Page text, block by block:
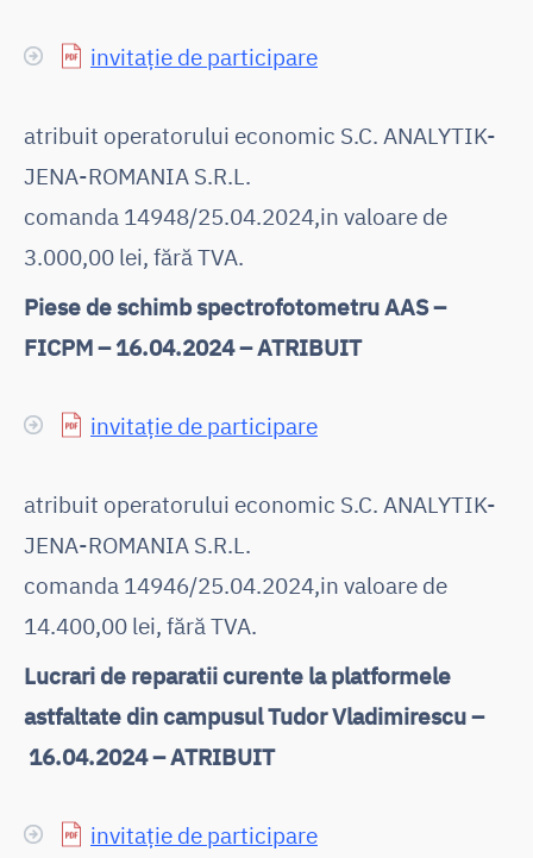
invitație de participare
atribuit operatorului economic S.C. ANALYTIK-
JENA-ROMANIA S.R.L.
comanda 14948/25.04.2024,in valoare de
3.000,00 lei, fără TVA.
Piese de schimb spectrofotometru AAS –
FICPM – 16.04.2024 – ATRIBUIT
invitație de participare
atribuit operatorului economic S.C. ANALYTIK-
JENA-ROMANIA S.R.L.
comanda 14946/25.04.2024,in valoare de
14.400,00 lei, fără TVA.
Lucrari de reparatii curente la platformele
astfaltate din campusul Tudor Vladimirescu –
16.04.2024 – ATRIBUIT
invitație de participare